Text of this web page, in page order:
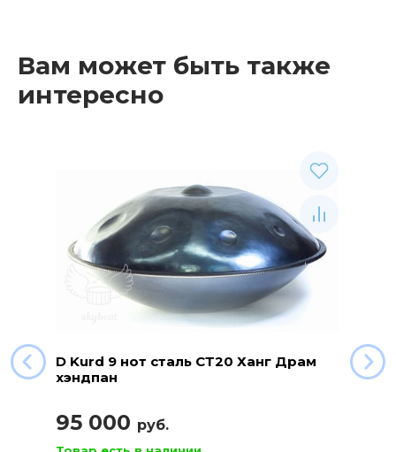
Вам может быть также
интересно
D Kurd 9 нот сталь СТ20 Ханг Драм
хэндпан
95 000 руб.